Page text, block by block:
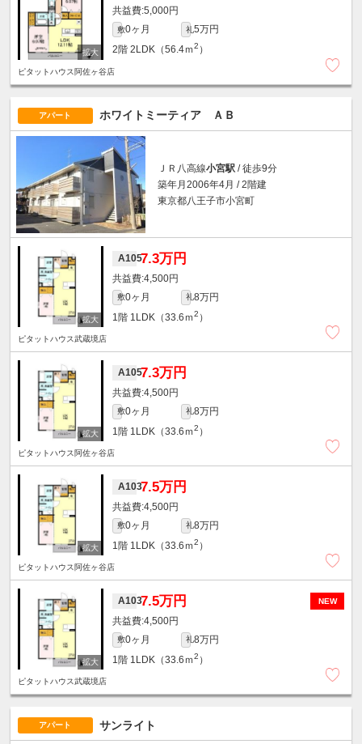
5,000円
敷0ヶ月 礼5万円
2階 2LDK（56.4ｍ2 ）
ピタットハウス阿佐ヶ谷店
アパート ホワイトミーティア ＡＢ
ＪＲ八高線小宮駅 / 徒歩9分
築年月2006年4月 / 2階建
東京都八王子市小宮町
A1057.3万円
4,500円
敷0ヶ月 礼8万円
1階 1LDK（33.6ｍ2 ）
ピタットハウス武蔵境店
A1057.3万円
4,500円
敷0ヶ月 礼8万円
1階 1LDK（33.6ｍ2 ）
ピタットハウス阿佐ヶ谷店
A1037.5万円
4,500円
敷0ヶ月 礼8万円
1階 1LDK（33.6ｍ2 ）
ピタットハウス阿佐ヶ谷店
NEW
A1037.5万円
4,500円
敷0ヶ月 礼8万円
1階 1LDK（33.6ｍ2 ）
ピタットハウス武蔵境店
アパート サンライト